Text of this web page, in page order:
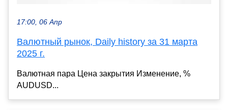
17:00, 06 Апр
Валютный рынок, Daily history за 31 марта
2025 г.
Валютная пара Цена закрытия Изменение, %
AUDUSD...